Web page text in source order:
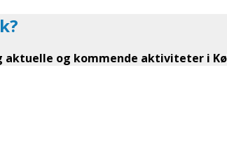
og kommende aktiviteter i